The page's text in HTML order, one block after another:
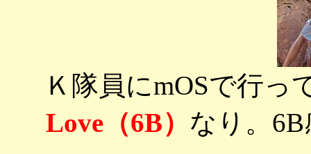
Ｋ隊員にmOSで行っ
Love（6B） なり。